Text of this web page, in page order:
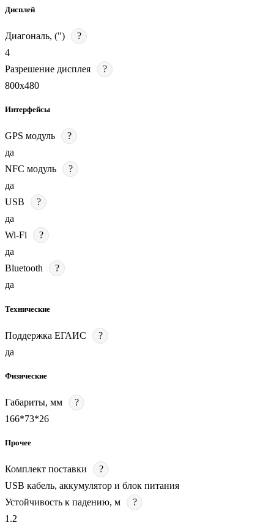
Дисплей
Диагональ, (")
?
4
Разрешение дисплея
?
800х480
Интерфейсы
GPS модуль
?
да
NFC модуль
?
да
USB
?
да
Wi-Fi
?
да
Bluetooth
?
да
Технические
Поддержка ЕГАИС
?
да
Физические
Габариты, мм
?
166*73*26
Прочее
Комплект поставки
?
USB кабель, аккумулятор и блок питания
Устойчивость к падению, м
?
1.2